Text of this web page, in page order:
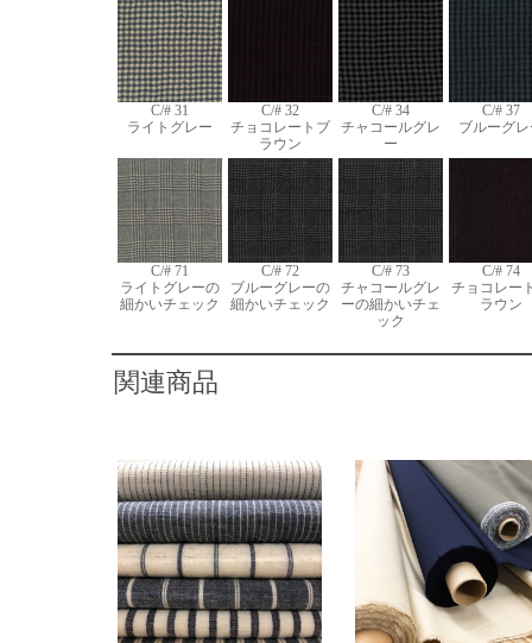
C/# 31
ライトグレー
C/# 32
チョコレートブ
ラウン
C/# 34
チャコールグレ
ー
C/# 37
ブルーグ
C/# 71
ライトグレーの
細かいチェック
C/# 72
ブルーグレーの
細かいチェック
C/# 73
チャコールグレ
ーの細かいチェ
ック
C/# 74
チョコレー
ラウン
関連商品